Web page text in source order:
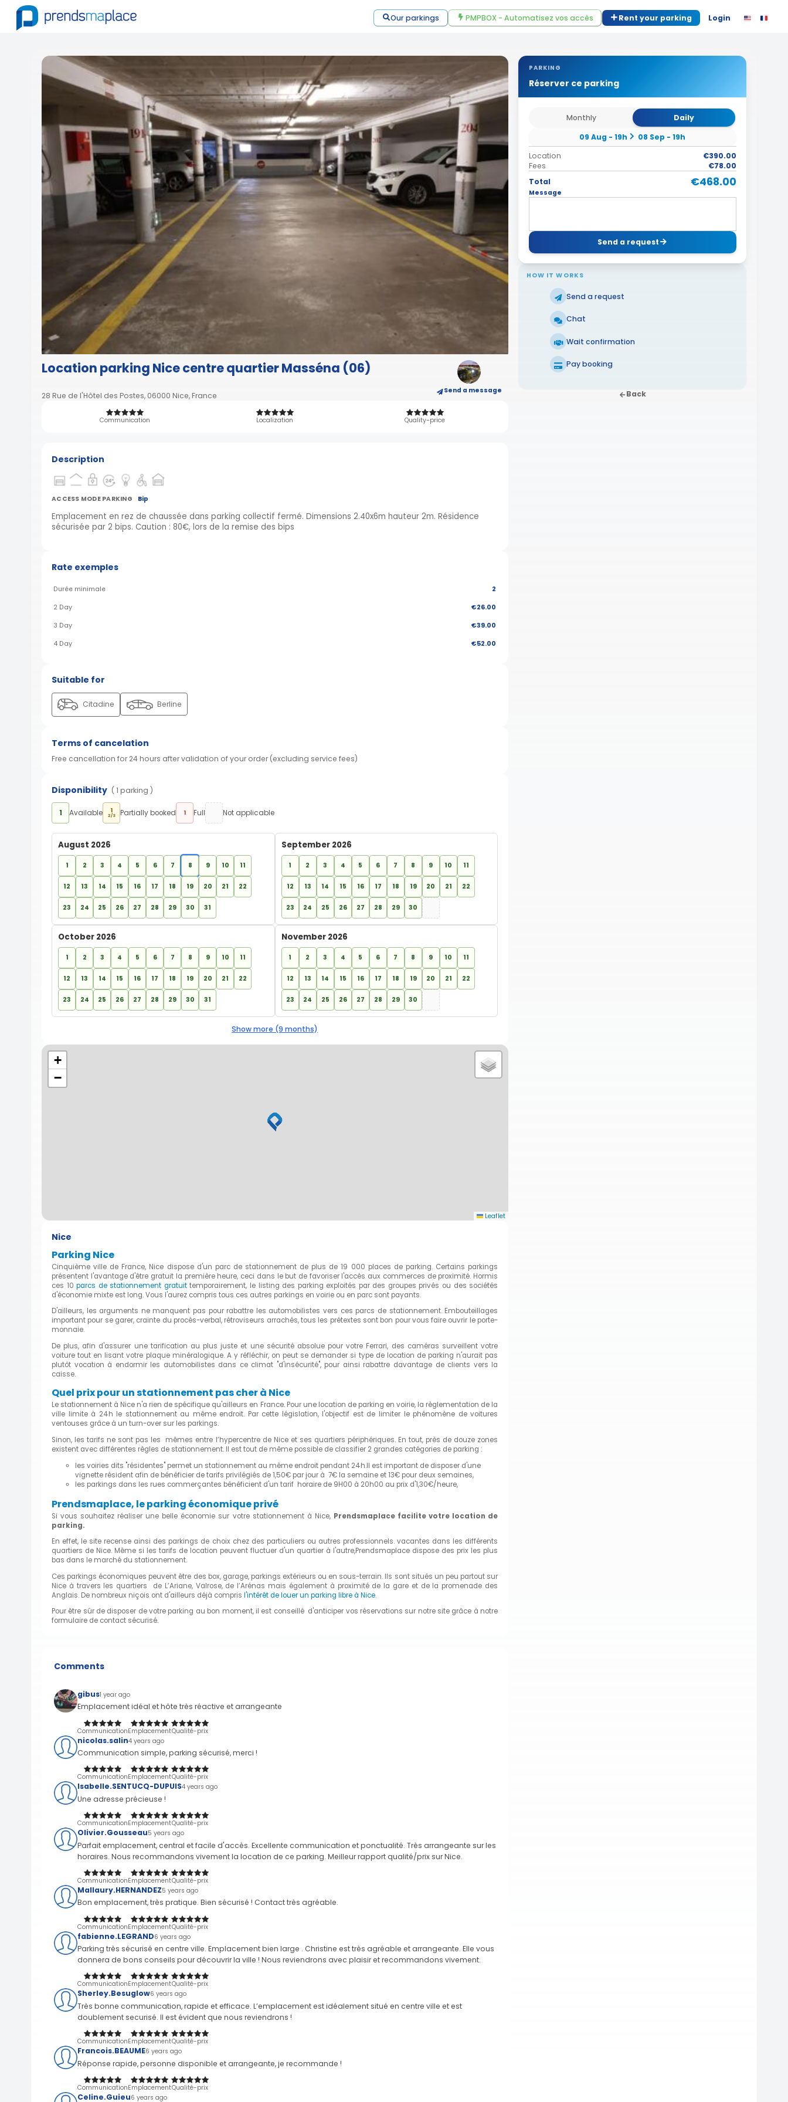
Our parkings PMPBOX - Automatisez vos accès Rent your parking Login
Location parking Nice centre quartier Masséna (06)
28 Rue de l'Hôtel des Postes, 06000 Nice, France Send a message
Communication Localization Quality-price
PARKING
Réserver ce parking
Monthly
Daily
09 Aug - 19h
08 Sep - 19h
Location
€390.00
Fees
€78.00
Total
€468.00
Message
Send a request
HOW IT WORKS
Send a request
Chat
Wait confirmation
Pay booking
Back
Description
ACCESS MODE PARKING Bip
Emplacement en rez de chaussée dans parking collectif fermé. Dimensions 2.40x6m hauteur 2m. Résidence
sécurisée par 2 bips. Caution : 80€, lors de la remise des bips
Rate exemples
Durée minimale 2
2 Day €26.00
3 Day €39.00
4 Day €52.00
Suitable for
Citadine Berline
Terms of cancelation
Free cancellation for 24 hours after validation of your order (excluding service fees)
Disponibility ( 1 parking )
1 Available 1
2/3 Partially booked 1 Full Not applicable
August 2026
1 2 3 4 5 6 7 8 9 10 11
12 13 14 15 16 17 18 19 20 21 22
23 24 25 26 27 28 29 30 31
September 2026
1 2 3 4 5 6 7 8 9 10 11
12 13 14 15 16 17 18 19 20 21 22
23 24 25 26 27 28 29 30
October 2026
1 2 3 4 5 6 7 8 9 10 11
12 13 14 15 16 17 18 19 20 21 22
23 24 25 26 27 28 29 30 31
November 2026
1 2 3 4 5 6 7 8 9 10 11
12 13 14 15 16 17 18 19 20 21 22
23 24 25 26 27 28 29 30
Show more (9 months)
+
−
Leaflet
Nice
Parking Nice
Cinquième ville de France, Nice dispose d'un parc de stationnement de plus de 19 000 places de parking. Certains parkings
présentent l'avantage d'être gratuit la première heure, ceci dans le but de favoriser l'accès aux commerces de proximité. Hormis
ces 10parcs de stationnement gratuittemporairement, le listing des parking exploités par des groupes privés ou des sociétés
d'économie mixte est long. Vous l'aurez compris tous ces autres parkings en voirie ou en parc sont payants.
D'ailleurs, les arguments ne manquent pas pour rabattre les automobilistes vers ces parcs de stationnement. Embouteillages
important pour se garer, crainte du procès-verbal, rétroviseurs arrachés, tous les prétextes sont bon pour vous faire ouvrir le porte-
monnaie.
De plus, afin d'assurer une tarification au plus juste et une sécurité absolue pour votre Ferrari, des caméras surveillent votre
voiture tout en lisant votre plaque minéralogique. A y réfléchir, on peut se demander si type de location de parking n'aurait pas
plutôt vocation à endormir les automobilistes dans ce climat "d'insécurité", pour ainsi rabattre davantage de clients vers la
caisse.
Quel prix pour un stationnement pas cher à Nice
Le stationnement à Nice n'a rien de spécifique qu'ailleurs en France. Pour une location de parking en voirie, la règlementation de la
ville limite à 24h le stationnement au même endroit. Par cette législation, l'objectif est de limiter le phénomène de voitures
ventouses grâce à un turn-over sur les parkings.
Sinon, les tarifs ne sont pas les mêmes entre l’hypercentre de Nice et ses quartiers périphériques. En tout, près de douze zones
existent avec différentes règles de stationnement. Il est tout de même possible de classifier 2 grandes catégories de parking :
les voiries dits "résidentes" permet un stationnement au même endroit pendant 24h.Il est important de disposer d'une
vignette résident afin de bénéficier de tarifs privilégiés de 1,50€ par jour à 7€ la semaine et 13€ pour deux semaines,
les parkings dans les rues commerçantes bénéficient d'un tarif horaire de 9H00 à 20h00 au prix d'1,30€/heure,
Prendsmaplace, le parking économique privé
Si vous souhaitez réaliser une belle économie sur votre stationnement à Nice, Prendsmaplace facilite votre location de
parking.
En effet, le site recense ainsi des parkings de choix chez des particuliers ou autres professionnels. vacantes dans les différents
quartiers de Nice. Même si les tarifs de location peuvent fluctuer d'un quartier à l'autre,Prendsmaplace dispose des prix les plus
bas dans le marché du stationnement.
Ces parkings économiques peuvent être des box, garage, parkings extérieurs ou en sous-terrain. Ils sont situés un peu partout sur
Nice à travers les quartiers de L’Ariane, Valrose, de l’Arénas mais également à proximité de la gare et de la promenade des
Anglais. De nombreux niçois ont d'ailleurs déjà compris l'intérêt de louer un parking libre à Nice.
Pour être sûr de disposer de votre parking au bon moment, il est conseillé d'anticiper vos réservations sur notre site grâce à notre
formulaire de contact sécurisé.
Comments
gibus1 year ago
Emplacement idéal et hôte très réactive et arrangeante
CommunicationEmplacementQualité-prix
nicolas.salin4 years ago
Communication simple, parking sécurisé, merci !
CommunicationEmplacementQualité-prix
Isabelle.SENTUCQ-DUPUIS4 years ago
Une adresse précieuse !
CommunicationEmplacementQualité-prix
Olivier.Gousseau5 years ago
Parfait emplacement, central et facile d'accès. Excellente communication et ponctualité. Très arrangeante sur les
horaires. Nous recommandons vivement la location de ce parking. Meilleur rapport qualité/prix sur Nice.
CommunicationEmplacementQualité-prix
Mallaury.HERNANDEZ5 years ago
Bon emplacement, très pratique. Bien sécurisé ! Contact très agréable.
CommunicationEmplacementQualité-prix
fabienne.LEGRAND6 years ago
Parking très sécurisé en centre ville. Emplacement bien large . Christine est très agréable et arrangeante. Elle vous
donnera de bons conseils pour découvrir la ville ! Nous reviendrons avec plaisir et recommandons vivement.
CommunicationEmplacementQualité-prix
Sherley.Besuglow6 years ago
Très bonne communication, rapide et efficace. L’emplacement est idéalement situé en centre ville et est
doublement securisé. Il est évident que nous reviendrons !
CommunicationEmplacementQualité-prix
Francois.BEAUME6 years ago
Réponse rapide, personne disponible et arrangeante, je recommande !
CommunicationEmplacementQualité-prix
Celine.Guieu6 years ago